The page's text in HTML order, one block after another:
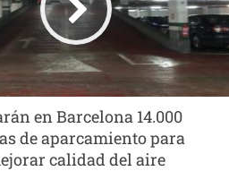
en Barcelona 14.000
de aparcamiento para
calidad del aire